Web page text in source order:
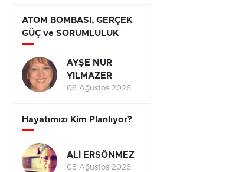
ATOM BOMBASI, GERÇEK
GÜÇ ve SORUMLULUK
AYŞE NUR
YILMAZER
06 Ağustos 2026
Hayatımızı Kim Planlıyor?
ALİ ERSÖNMEZ
05 Ağustos 2026